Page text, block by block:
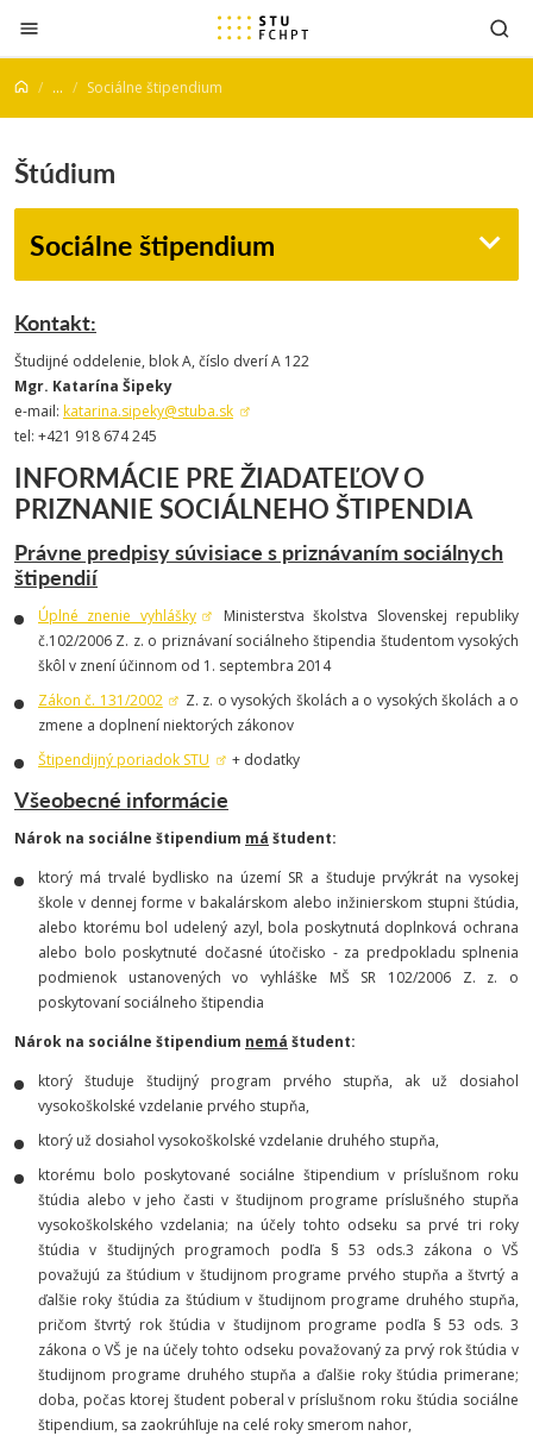
Prejsť na obsah
... Sociálne štipendium
Štúdium
Sociálne štipendium
Kontakt:
Študijné oddelenie, blok A, číslo dverí A 122
Mgr. Katarína Šipeky
e-mail: katarina.sipeky@stuba.sk
tel: +421 918 674 245
INFORMÁCIE PRE ŽIADATEĽOV O
PRIZNANIE SOCIÁLNEHO ŠTIPENDIA
Právne predpisysúvisiace s priznávaním sociálnych
štipendií
Úplné znenie vyhlášky
Ministerstva školstva Slovenskej republiky
č.102/2006 Z. z. o priznávaní sociálneho štipendia študentom vysokých
škôl v znení účinnom od 1. septembra 2014
Zákon č. 131/2002
Z. z. o vysokých školách a o vysokých školách a o
zmene a doplnení niektorých zákonov
Štipendijný poriadok STU
+ dodatky
Všeobecné informácie
Nárok na sociálne štipendium má študent:
ktorý má trvalé bydlisko na území SR a študuje prvýkrát na vysokej
škole v dennej forme v bakalárskom alebo inžinierskom stupni štúdia,
alebo ktorému bol udelený azyl, bola poskytnutá doplnková ochrana
alebo bolo poskytnuté dočasné útočisko - za predpokladu splnenia
podmienok ustanovených vo vyhláške MŠ SR 102/2006 Z. z. o
poskytovaní sociálneho štipendia
Nárok na sociálne štipendium nemá študent:
ktorý študuje študijný program prvého stupňa, ak už dosiahol
vysokoškolské vzdelanie prvého stupňa,
ktorý už dosiahol vysokoškolské vzdelanie druhého stupňa,
ktorému bolo poskytované sociálne štipendium v príslušnom roku
štúdia alebo v jeho časti v študijnom programe príslušného stupňa
vysokoškolského vzdelania; na účely tohto odseku sa prvé tri roky
štúdia v študijných programoch podľa § 53 ods.3 zákona o VŠ
považujú za štúdium v študijnom programe prvého stupňa a štvrtý a
ďalšie roky štúdia za štúdium v študijnom programe druhého stupňa,
pričom štvrtý rok štúdia v študijnom programe podľa § 53 ods. 3
zákona o VŠ je na účely tohto odseku považovaný za prvý rok štúdia v
študijnom programe druhého stupňa a ďalšie roky štúdia primerane;
doba, počas ktorej študent poberal v príslušnom roku štúdia sociálne
štipendium, sa zaokrúhľuje na celé roky smerom nahor,